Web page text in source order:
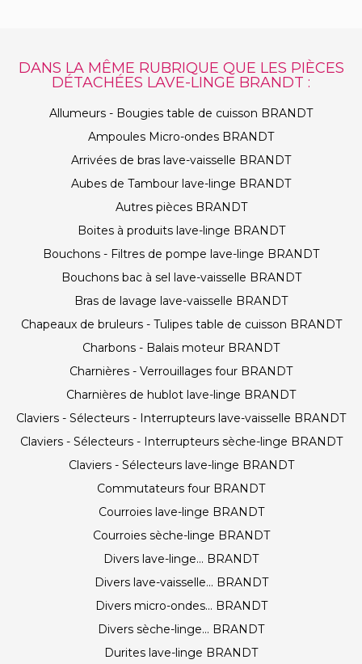
DANS LA MÊME RUBRIQUE QUE LES PIÈCES
DÉTACHÉES LAVE-LINGE BRANDT :
Allumeurs - Bougies table de cuisson BRANDT
Ampoules Micro-ondes BRANDT
Arrivées de bras lave-vaisselle BRANDT
Aubes de Tambour lave-linge BRANDT
Autres pièces BRANDT
Boites à produits lave-linge BRANDT
Bouchons - Filtres de pompe lave-linge BRANDT
Bouchons bac à sel lave-vaisselle BRANDT
Bras de lavage lave-vaisselle BRANDT
Chapeaux de bruleurs - Tulipes table de cuisson BRANDT
Charbons - Balais moteur BRANDT
Charnières - Verrouillages four BRANDT
Charnières de hublot lave-linge BRANDT
Claviers - Sélecteurs - Interrupteurs lave-vaisselle BRANDT
Claviers - Sélecteurs - Interrupteurs sèche-linge BRANDT
Claviers - Sélecteurs lave-linge BRANDT
Commutateurs four BRANDT
Courroies lave-linge BRANDT
Courroies sèche-linge BRANDT
Divers lave-linge... BRANDT
Divers lave-vaisselle... BRANDT
Divers micro-ondes... BRANDT
Divers sèche-linge... BRANDT
Durites lave-linge BRANDT